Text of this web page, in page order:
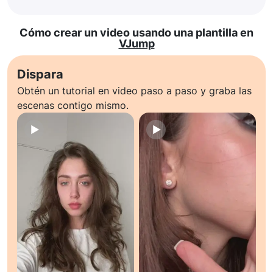
Cómo crear un video usando una plantilla en
VJump
Dispara
Obtén un tutorial en video paso a paso y graba las
escenas contigo mismo.